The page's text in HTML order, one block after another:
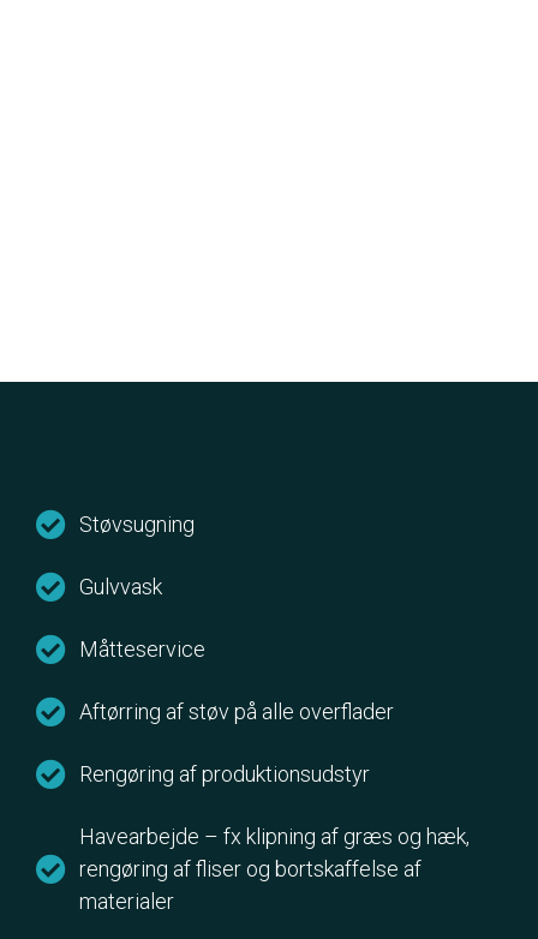
Støvsugning
Gulvvask
Måtteservice
Aftørring af støv på alle overflader
Rengøring af produktionsudstyr
Havearbejde – fx klipning af græs og hæk,
rengøring af fliser og bortskaffelse af
materialer